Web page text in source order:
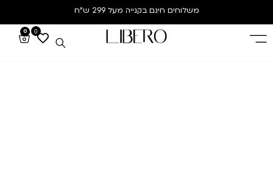
משלוחים חינם בקנייה מעל 299 ש”ח
0
0